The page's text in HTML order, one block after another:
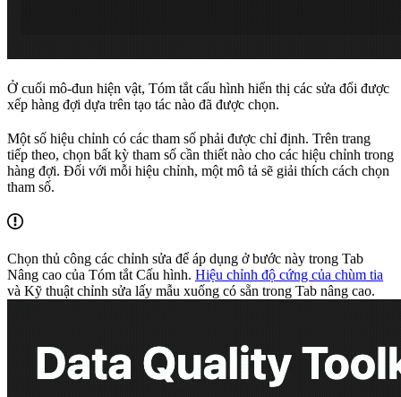
Ở cuối mô-đun hiện vật, Tóm tắt cấu hình hiển thị các sửa đổi được
xếp hàng đợi dựa trên tạo tác nào đã được chọn.
Một số hiệu chỉnh có các tham số phải được chỉ định. Trên trang
tiếp theo, chọn bất kỳ tham số cần thiết nào cho các hiệu chỉnh trong
hàng đợi. Đối với mỗi hiệu chỉnh, một mô tả sẽ giải thích cách chọn
tham số.
Chọn thủ công các chỉnh sửa để áp dụng ở bước này trong Tab
Nâng cao của Tóm tắt Cấu hình. Hiệu chỉnh độ cứng của chùm tia
và Kỹ thuật chỉnh sửa lấy mẫu xuống có sẵn trong Tab nâng cao.